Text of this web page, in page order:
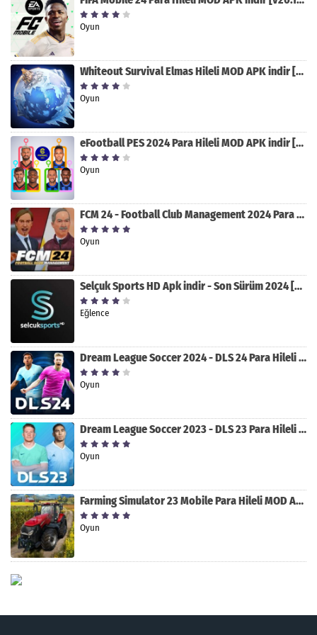
Oyun
Whiteout Survival Elmas Hileli MOD APK indir [v1.13.1]
Oyun
eFootball PES 2024 Para Hileli MOD APK indir [v8.2.0]
Oyun
FCM 24 - Football Club Management 2024 Para Hileli MOD APK indir [v1.0.4]
Oyun
Selçuk Sports HD Apk indir - Son Sürüm 2024 [2.0.1.9]
Eğlence
Dream League Soccer 2024 - DLS 24 Para Hileli MOD APK indir [v11.050]
Oyun
Dream League Soccer 2023 - DLS 23 Para Hileli MOD APK [v11.020]
Oyun
Farming Simulator 23 Mobile Para Hileli MOD APK indir [v0.0.0.8]
Oyun